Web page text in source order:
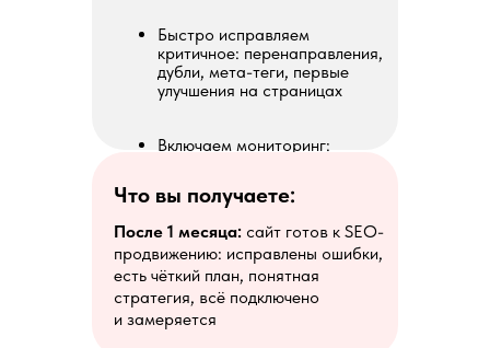
Быстро исправляем
критичное: перенаправления,
дубли, мета-теги, первые
улучшения на страницах
Включаем мониторинг:
После 1 месяца: сайт готов к SEO-
продвижению: исправлены ошибки,
есть чёткий план, понятная
стратегия, всё подключено
и замеряется
Что вы получаете: